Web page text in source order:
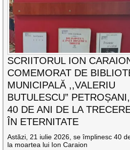
SCRIITORUL ION
COMEMORAT DE
MUNICIPALĂ ,,VALERIU
BUTULESCU”
40 DE ANI DE LA
ÎN ETERNITATE
Astăzi, 21 iulie 2026, se împlinesc 40
la moartea lui Ion Caraion